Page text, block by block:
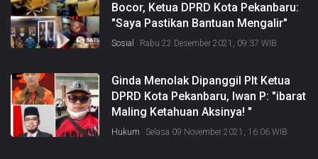
Bocor, Ketua DPRD Kota Pekanbaru:
"Saya Pastikan Bantuan Mengalir"
Sosial Rabu 22 Desember 2021, 09:37 WIB
Ginda Menolak Dipanggil Plt Ketua
DPRD Kota Pekanbaru, Iwan P: "ibarat
Maling Ketahuan Aksinya! "
Hukum Selasa 09 November 2021, 16:06 WIB